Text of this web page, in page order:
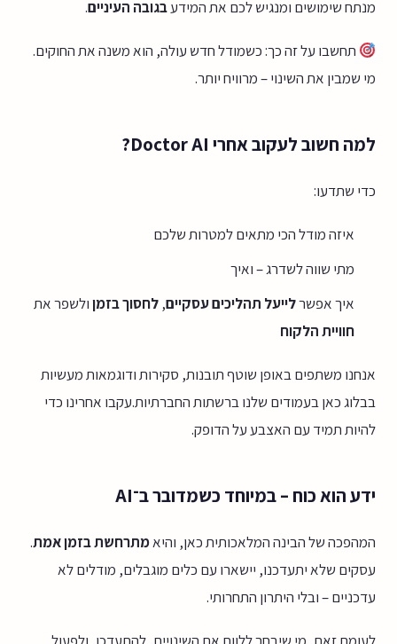
מנתח שימושים ומנגיש לכם את המידעבגובה העיניים.
תחשבו על זה כך: כשמודל חדש עולה, הוא משנה את החוקים.
מי שמבין את השינוי – מרוויח יותר.
למה חשוב לעקוב אחרי Doctor AI?
כדי שתדעו:
איזה מודל הכי מתאים למטרות שלכם
מתי שווה לשדרג – ואיך
איך אפשרלייעל תהליכים עסקיים, לחסוך בזמןולשפר את
חוויית הלקוח
אנחנו משתפים באופן שוטף תובנות, סקירות ודוגמאות מעשיות
בבלוג כאן בעמודים שלנו ברשתות החברתיות.עקבו אחרינו כדי
להיות תמיד עם האצבע על הדופק.
ידע הוא כוח – במיוחד כשמדובר ב־AI
המהפכה של הבינה המלאכותית כאן, והיאמתרחשת בזמן אמת.
עסקים שלא יתעדכנו, יישארו עם כלים מוגבלים, מודלים לא
עדכניים – ובלי היתרון התחרותי.